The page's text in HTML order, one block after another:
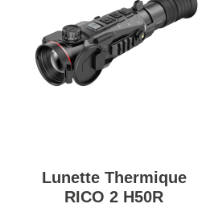
Lunette Thermique
RICO 2 H50R